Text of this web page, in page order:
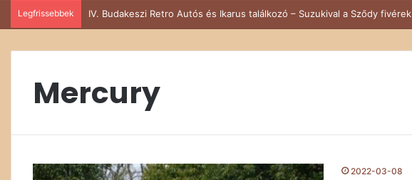
Legfrissebbek IV. Budakeszi Retro Autós és Ikarus találkozó – Suzukival a Sződy fivérek
Mercury
2022-03-08